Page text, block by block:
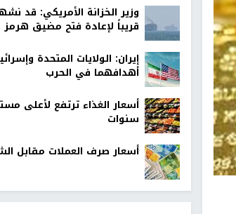
وزير الخزانة الأمريكي: قد
قريباً لإعادة فتح مضيق هرمز
إيران: الولايات المتحدة
أهدافهما في الحرب
سنوات
أسعار صرف العملات مقابل